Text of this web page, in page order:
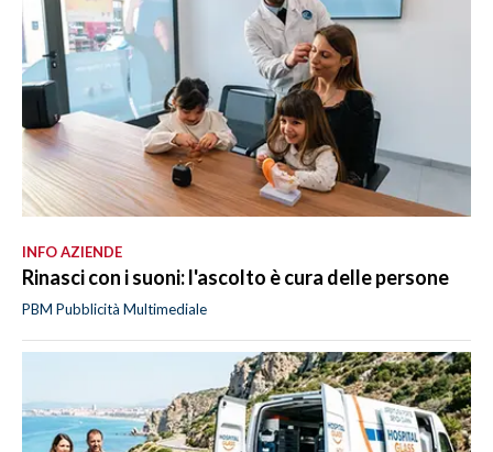
INFO AZIENDE
Rinasci con i suoni: l'ascolto è cura delle persone
PBM Pubblicità Multimediale